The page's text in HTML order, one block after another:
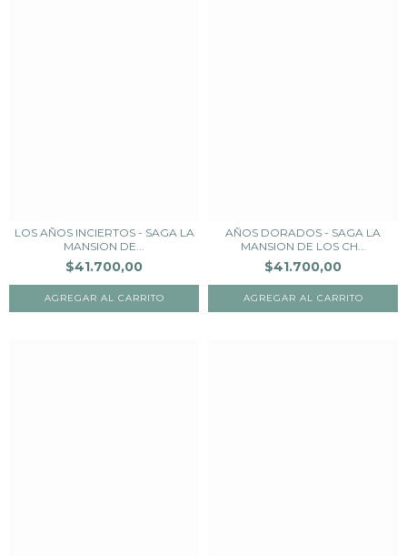
LOS AÑOS INCIERTOS - SAGA LA
MANSION DE...
$41.700,00
AÑOS DORADOS - SAGA LA
MANSION DE LOS CH...
$41.700,00